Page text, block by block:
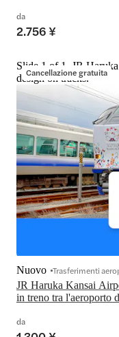
da
2.756 ¥
Cancellazione gratuita
Slide 1 of 1, JR
design on tracks.
JR Haruka Kansai
in treno tra l'aeroporto
Nuovo Trasferimenti
da